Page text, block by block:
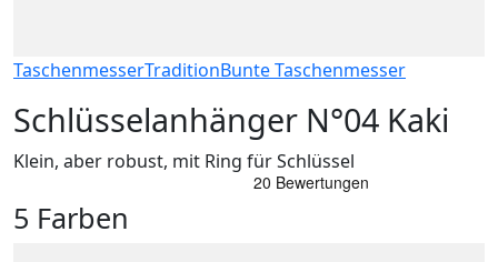
TaschenmesserTraditionBunte Taschenmesser
Schlüsselanhänger N°04 Kaki
Klein, aber robust, mit Ring für Schlüssel
5 Farben